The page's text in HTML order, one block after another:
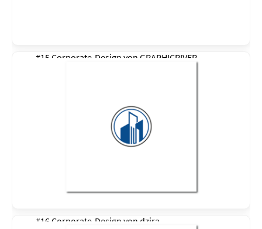
#15 Corporate-Design von GRAPHICRIVER
#16 Corporate-Design von dzira